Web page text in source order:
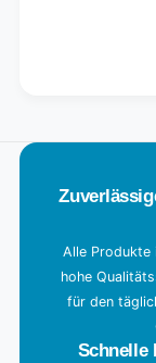
Alle Produkte
hohe
für den
Schnelle